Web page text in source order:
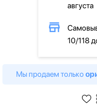
августа
10/118
Мы продаем только